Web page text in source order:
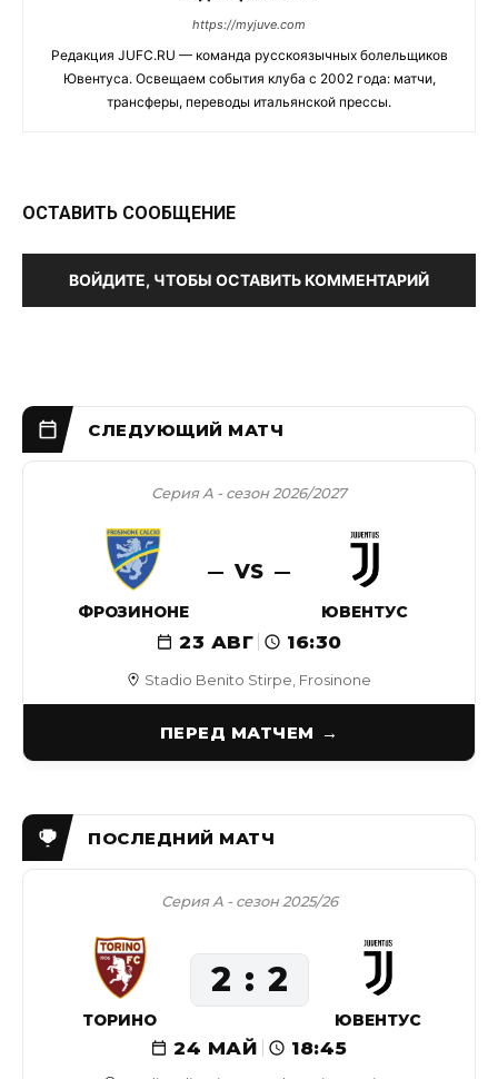
https://myjuve.com
Редакция JUFC.RU — команда русскоязычных болельщиков
Ювентуса. Освещаем события клуба с 2002 года: матчи,
трансферы, переводы итальянской прессы.
ОСТАВИТЬ СООБЩЕНИЕ
ВОЙДИТЕ, ЧТОБЫ ОСТАВИТЬ КОММЕНТАРИЙ
Stadio Benito Stirpe, Frosinone
Серия А - сезон 2026/2027
ФРОЗИНОНЕ
VS
ЮВЕНТУС
23 АВГ 16:30
ПЕРЕД МАТЧЕМ
Серия А - сезон 2025/26
24 МАЙ 18:45
ТОРИНО
2 2
ЮВЕНТУС